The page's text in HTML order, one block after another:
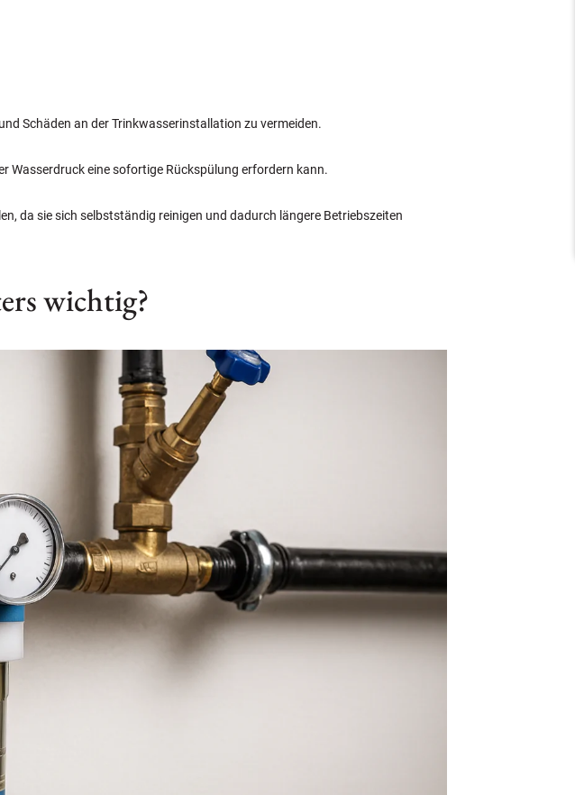
Schäden an der Trinkwasserinstallation zu vermeiden.
Wasserdruck eine sofortige Rückspülung erfordern kann.
da sie sich selbstständig reinigen und dadurch längere Betriebszeiten
wichtig?